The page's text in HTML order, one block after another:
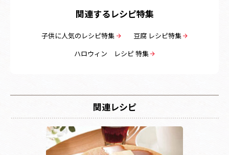
関連するレシピ特集
子供に人気のレシピ特集
豆腐 レシピ特集
ハロウィン レシピ 特集
関連レシピ